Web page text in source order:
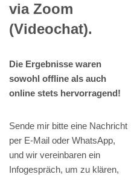
via Zoom
(Videochat).
Die Ergebnisse waren
sowohl offline als auch
online stets hervorragend!
Sende mir bitte eine Nachricht
per E-Mail oder WhatsApp,
und wir vereinbaren ein
Infogespräch, um zu klären,